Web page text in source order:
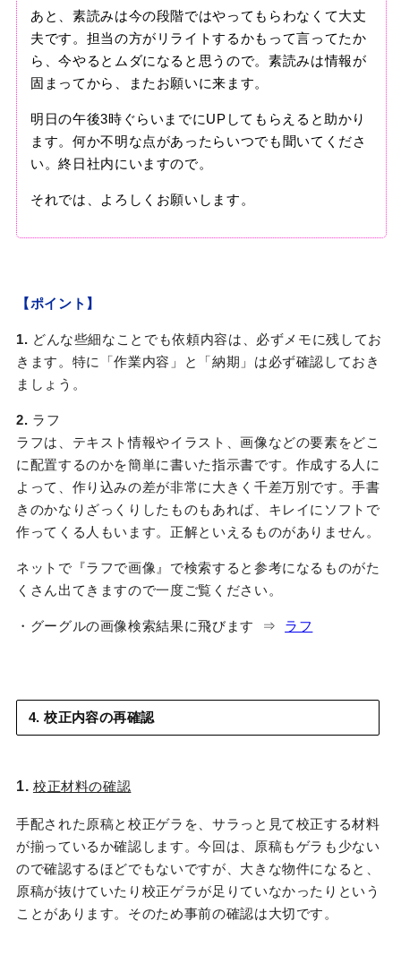
あと、素読みは今の段階ではやってもらわなくて大丈
夫です。担当の方がリライトするかもって言ってたか
ら、今やるとムダになると思うので。素読みは情報が
固まってから、またお願いに来ます。
明日の午後3時ぐらいまでにUPしてもらえると助かり
ます。何か不明な点があったらいつでも聞いてくださ
い。終日社内にいますので。
それでは、よろしくお願いします。
【ポイント】
1.
どんな些細なことでも依頼内容は、必ずメモに残してお
きます。特に「作業内容」と「納期」は必ず確認しておき
ましょう。
2. ラフ
ラフは、テキスト情報やイラスト、画像などの要素をどこ
に配置するのかを簡単に書いた指示書です。作成する人に
よって、作り込みの差が非常に大きく千差万別です。手書
きのかなりざっくりしたものもあれば、キレイにソフトで
作ってくる人もいます。正解といえるものがありません。
ネットで『ラフで画像』で検索すると参考になるものがた
くさん出てきますので一度ご覧ください。
・グーグルの画像検索結果に飛びます ⇒ ラフ
4. 校正内容の再確認
1. 校正材料の確認
手配された原稿と校正ゲラを、サラっと見て校正する材料
が揃っているか確認します。今回は、原稿もゲラも少ない
ので確認するほどでもないですが、大きな物件になると、
原稿が抜けていたり校正ゲラが足りていなかったりという
ことがあります。そのため事前の確認は大切です。